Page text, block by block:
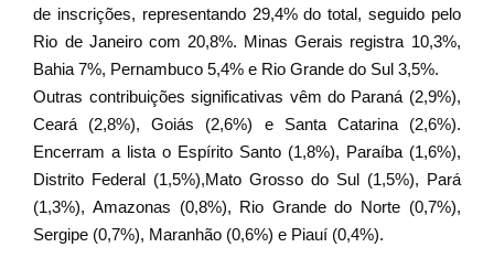
de inscrições, representando 29,4% do total, seguido pelo
Rio de Janeiro com 20,8%. Minas Gerais registra 10,3%,
Bahia 7%, Pernambuco 5,4% e Rio Grande do Sul 3,5%.
Outras contribuições significativas vêm do Paraná (2,9%),
Ceará (2,8%), Goiás (2,6%) e Santa Catarina (2,6%).
Encerram a lista o Espírito Santo (1,8%), Paraíba (1,6%),
Distrito Federal (1,5%),Mato Grosso do Sul (1,5%), Pará
(1,3%), Amazonas (0,8%), Rio Grande do Norte (0,7%),
Sergipe (0,7%), Maranhão (0,6%) e Piauí (0,4%).